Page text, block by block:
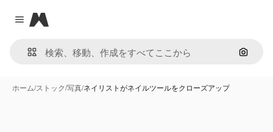
Close menu
Magnific
画像で
ホーム/ストック/写真/ネイリストがネイルツールをクローズアップ